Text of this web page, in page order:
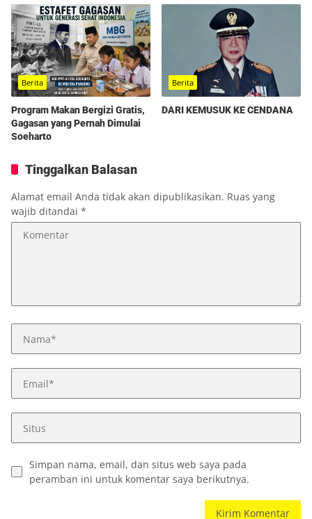
Berita
Program Makan Bergizi Gratis,
Gagasan yang Pernah Dimulai
Soeharto
Berita
DARI KEMUSUK KE CENDANA
Tinggalkan Balasan
Alamat email Anda tidak akan dipublikasikan. Ruas yang
wajib ditandai *
Simpan nama, email, dan situs web saya pada
peramban ini untuk komentar saya berikutnya.